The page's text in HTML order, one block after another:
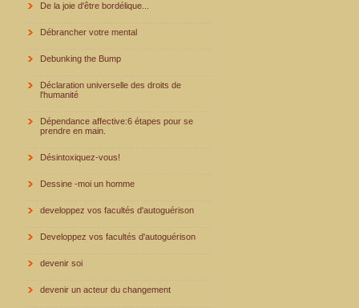
De la joie d'être bordélique...
Débrancher votre mental
Debunking the Bump
Déclaration universelle des droits de
l'humanité
Dépendance affective:6 étapes pour se
prendre en main.
Désintoxiquez-vous!
Dessine -moi un homme
developpez vos facultés d'autoguérison
Developpez vos facultés d'autoguérison
devenir soi
devenir un acteur du changement